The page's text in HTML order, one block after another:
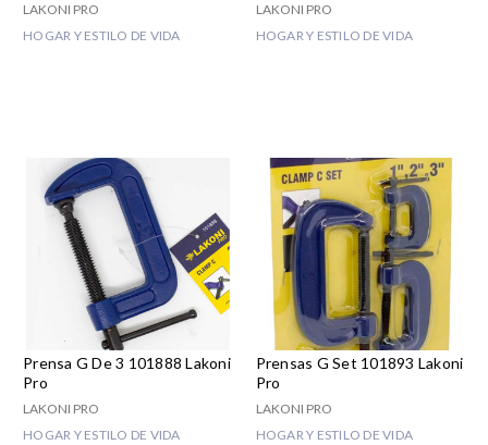
LAKONI PRO
HOGAR Y ESTILO DE VIDA
LAKONI PRO
HOGAR Y ESTILO DE VIDA
Prensa G De 3 101888 Lakoni
Pro
LAKONI PRO
HOGAR Y ESTILO DE VIDA
Prensas G Set 101893 Lakoni
Pro
LAKONI PRO
HOGAR Y ESTILO DE VIDA